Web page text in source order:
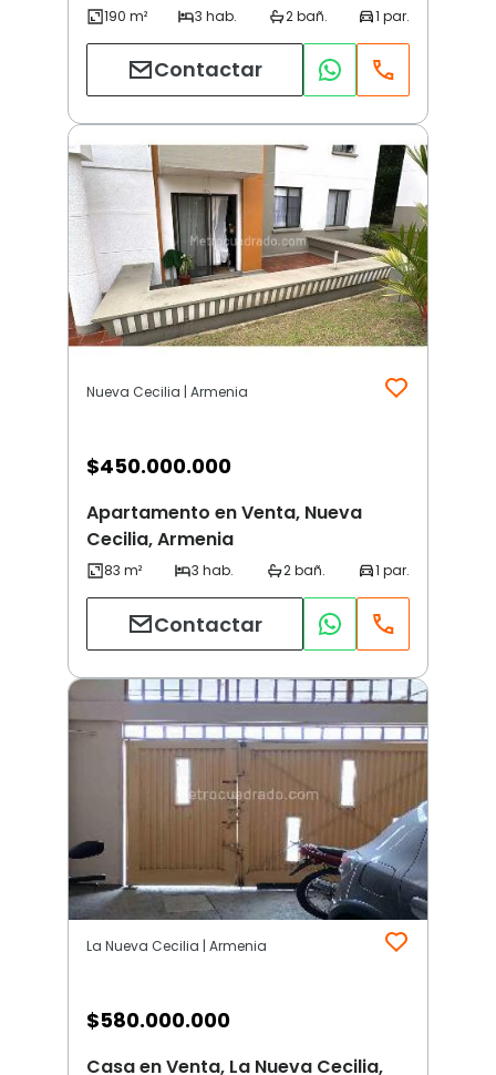
Contactar
Nueva Cecilia | Armenia
$450.000.000
Apartamento en Venta, Nueva
Cecilia, Armenia
Contactar
La Nueva Cecilia | Armenia
$580.000.000
Casa en Venta, La Nueva Cecilia,